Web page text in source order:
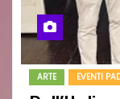
ARTE EVENTI